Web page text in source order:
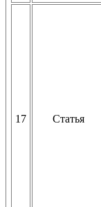
17 Статья